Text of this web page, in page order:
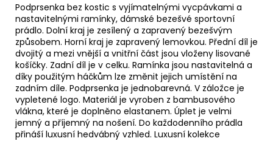
Podprsenka bez kostic s vyjímatelnými vycpávkami a
nastavitelnými ramínky, dámské bezešvé sportovní
prádlo. Dolní kraj je zesílený a zapravený bezešvým
způsobem. Horní kraj je zapravený lemovkou. Přední díl je
dvojitý a mezi vnější a vnitřní část jsou vloženy lisované
košíčky. Zadní díl je v celku. Ramínka jsou nastavitelná a
díky použitým háčkům lze změnit jejich umístění na
zadním díle. Podprsenka je jednobarevná. V záložce je
vypletené logo. Materiál je vyroben z bambusového
vlákna, které je doplněno elastanem. Úplet je velmi
jemný a příjemný na nošení. Do každodenního prádla
přináší luxusní hedvábný vzhled. Luxusní kolekce